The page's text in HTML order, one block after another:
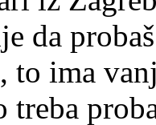
da
to ima
treba